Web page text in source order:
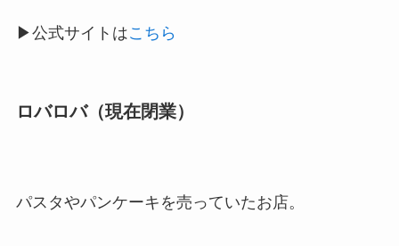
▶公式サイトはこちら
ロバロバ（現在閉業）
パスタやパンケーキを売っていたお店。